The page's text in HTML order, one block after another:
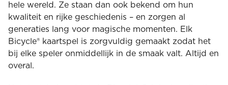
hele wereld. Ze staan ​​dan ook bekend om hun
kwaliteit en rijke geschiedenis – en zorgen al
generaties lang voor magische momenten. Elk
Bicycle® kaartspel is zorgvuldig gemaakt zodat het
bij elke speler onmiddellijk in de smaak valt. Altijd en
overal.